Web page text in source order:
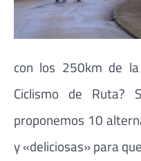
con los 250km de
Ciclismo de Ruta?
proponemos 10
y «deliciosas» para